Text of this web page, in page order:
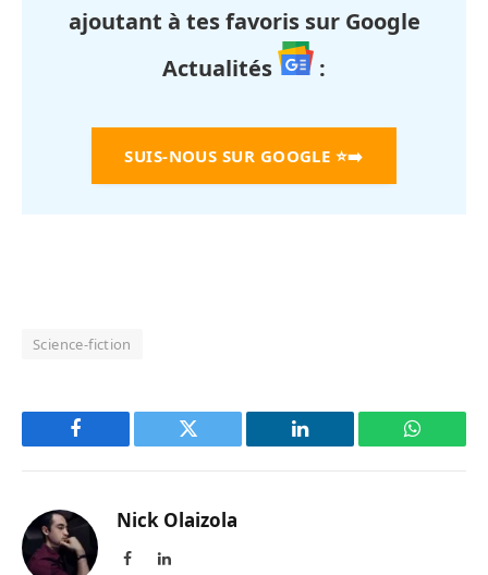
ajoutant à tes favoris sur Google
Actualités
:
SUIS-NOUS SUR GOOGLE ⭐➡️
Science-fiction
Facebook Twitter LinkedIn
Nick Olaizola
FacebookLinkedIn